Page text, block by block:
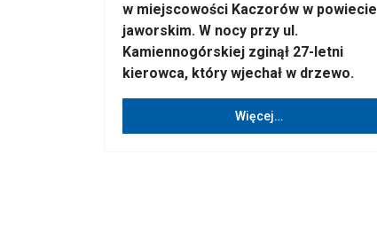
w miejscowości Kaczorów w powiecie
jaworskim. W nocy przy ul.
Kamiennogórskiej zginął 27-letni
kierowca, który wjechał w drzewo.
Więcej…